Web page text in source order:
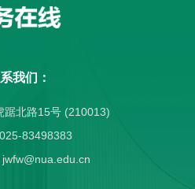
我们：
踞北路15号 (210013)
83498383